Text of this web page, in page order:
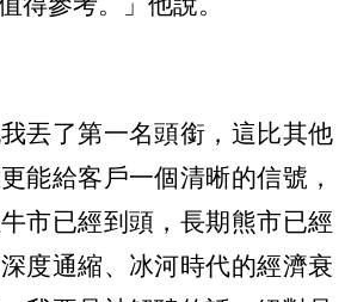
我丟了第一名頭銜，這比其他
能給客戶一個清晰的信號，
市已經到頭，長期熊市已經
度通縮、冰河時代的經濟衰